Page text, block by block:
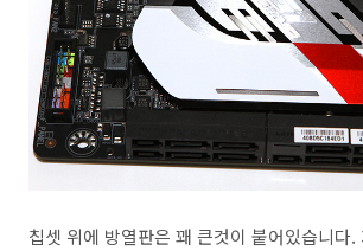
칩셋 위에 방열판은 꽤 큰것이 붙어있습니다.